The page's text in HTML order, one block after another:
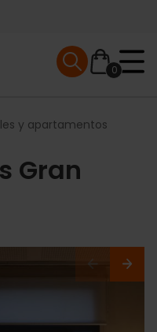
0
Mobile menu
y apartamentos
Gran